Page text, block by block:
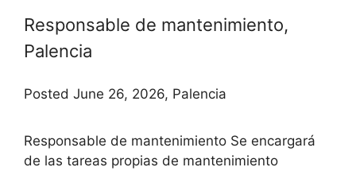
Responsable de mantenimiento,
Palencia
Posted June 26, 2026, Palencia
Responsable de mantenimiento Se encargará
de las tareas propias de mantenimiento